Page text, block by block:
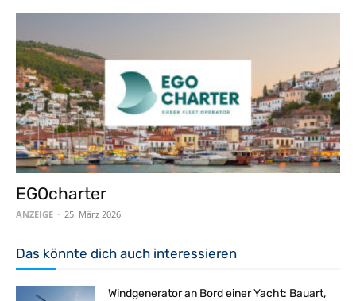
EGOcharter
ANZEIGE - 25. März 2026
Das könnte dich auch interessieren
Windgenerator an Bord einer Yacht: Bauart,